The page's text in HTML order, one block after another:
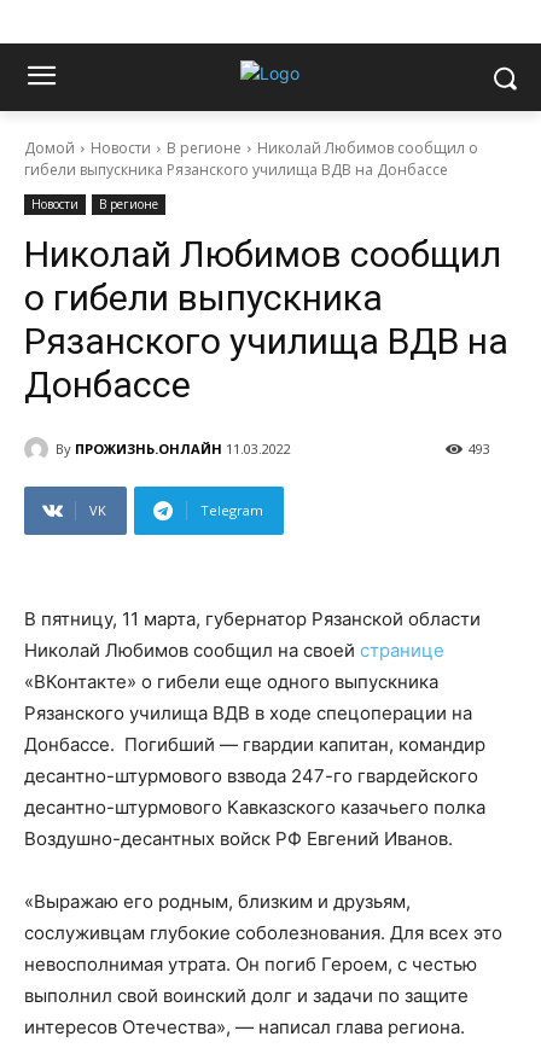
Домой Новости В регионе
Николай Любимов сообщил о
гибели выпускника Рязанского училища ВДВ на Донбассе
Новости В регионе
Николай Любимов сообщил
о гибели выпускника
Рязанского училища ВДВ на
Донбассе
By ПРОЖИЗНЬ.ОНЛАЙН 11.03.2022 493
VK Telegram
В пятницу, 11 марта, губернатор Рязанской области
Николай Любимов сообщил на своей странице
«ВКонтакте» о гибели еще одного выпускника
Рязанского училища ВДВ в ходе спецоперации на
Донбассе. Погибший — гвардии капитан, командир
десантно-штурмового взвода 247-го гвардейского
десантно-штурмового Кавказского казачьего полка
Воздушно-десантных войск РФ Евгений Иванов.
«Выражаю его родным, близким и друзьям,
сослуживцам глубокие соболезнования. Для всех это
невосполнимая утрата. Он погиб Героем, с честью
выполнил свой воинский долг и задачи по защите
интересов Отечества», — написал глава региона.